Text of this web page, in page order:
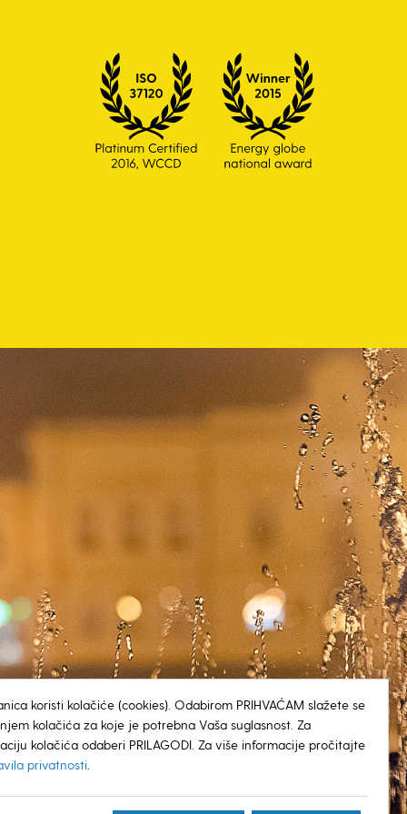
koristi kolačiće (cookies). Odabirom PRIHVAĆAM slažete se
kolačića za koje je potrebna Vaša suglasnost. Za
kolačića odaberi PRILAGODI. Za više informacije pročitajte
privatnosti